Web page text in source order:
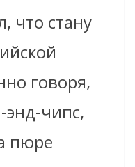
что стану
говоря,
энд-чипс,
пюре